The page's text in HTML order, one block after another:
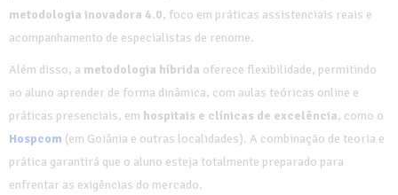
metodologia inovadora 4.0, foco em práticas assistenciais reais e
acompanhamento de especialistas de renome.
Além disso, a metodologia híbrida oferece flexibilidade, permitindo
ao aluno aprender de forma dinâmica, com aulas teóricas online e
práticas presenciais, em hospitais e clínicas de excelência, como o
Hospcom (em Goiânia e outras localidades). A combinação de teoria e
prática garantirá que o aluno esteja totalmente preparado para
enfrentar as exigências do mercado.